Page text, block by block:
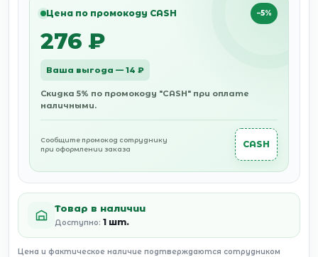
Цена по промокоду CASH −5%
276 ₽
Ваша выгода — 14 ₽
Скидка 5% по промокоду "CASH" при оплате
наличными.
Сообщите промокод сотруднику
при оформлении заказа
CASH
Товар в наличии
Доступно: 1 шт.
Цена и фактическое наличие подтверждаются сотрудником